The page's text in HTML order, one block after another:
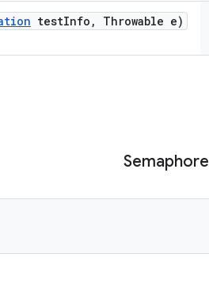
testInfo , Throwable e)
Semaphore